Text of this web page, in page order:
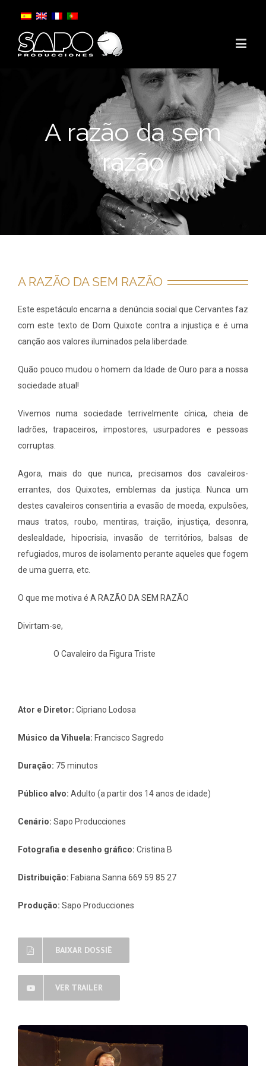
A razão da sem
razão
A RAZÃO DA SEM RAZÃO
Este espetáculo encarna a denúncia social que Cervantes faz
com este texto de Dom Quixote contra a injustiça e é uma
canção aos valores iluminados pela liberdade.
Quão pouco mudou o homem da Idade de Ouro para a nossa
sociedade atual!
Vivemos numa sociedade terrivelmente cínica, cheia de
ladrões, trapaceiros, impostores, usurpadores e pessoas
corruptas.
Agora, mais do que nunca, precisamos dos cavaleiros-
errantes, dos Quixotes, emblemas da justiça. Nunca um
destes cavaleiros consentiria a evasão de moeda, expulsões,
maus tratos, roubo, mentiras, traição, injustiça, desonra,
deslealdade, hipocrisia, invasão de territórios, balsas de
refugiados, muros de isolamento perante aqueles que fogem
de uma guerra, etc.
O que me motiva é A RAZÃO DA SEM RAZÃO
Divirtam-se,
O Cavaleiro da Figura Triste
Ator e Diretor: Cipriano Lodosa
Músico da Vihuela: Francisco Sagredo
Duração: 75 minutos
Público alvo: Adulto (a partir dos 14 anos de idade)
Cenário: Sapo Producciones
Fotografia e desenho gráfico: Cristina B
Distribuição: Fabiana Sanna 669 59 85 27
Produção: Sapo Producciones
BAIXAR DOSSIÊ
VER TRAILER